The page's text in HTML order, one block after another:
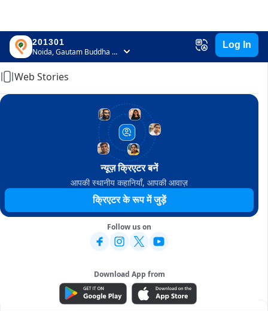
201301
Noida, Gautam Buddha Nagar, Uttar Pradesh
Log In
Home
Web Stories
न्यूज़ क्रिएटर बनें
आपकी स्थानीय कहानियाँ, आपकी आवाज़
क्रिएटर के रूप में जुड़ें
Follow us on
Download App from
ADVERTISEMENT